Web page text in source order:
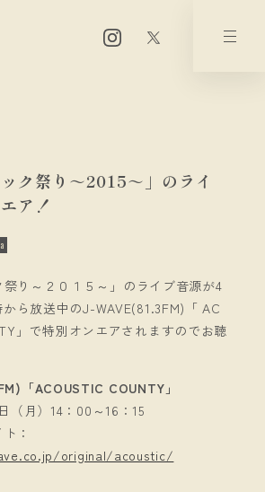
ック祭り～2015～」のライ
ア！
祭り～２０１５～」のライブ音源が4
から放送中のJ-WAVE(81.3FM)「 AC
」で特別オンエアされますのでお聴
「ACOUSTIC COUNTY」
（月）14：00～16：15
：
original/acoustic/